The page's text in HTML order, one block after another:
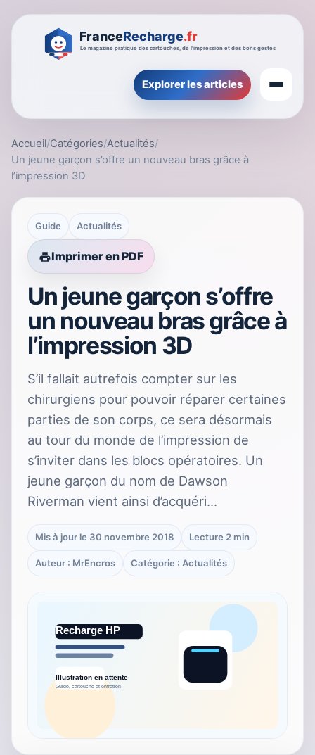
Explorer les articles
Accueil/Catégories/Actualités/
Un jeune garçon s’offre un nouveau bras grâce à
l’impression 3D
Guide Actualités
Imprimer en PDF
Un jeune garçon s’offre
un nouveau bras grâce à
l’impression 3D
S’il fallait autrefois compter sur les
chirurgiens pour pouvoir réparer certaines
parties de son corps, ce sera désormais
au tour du monde de l’impression de
s’inviter dans les blocs opératoires. Un
jeune garçon du nom de Dawson
Riverman vient ainsi d’acquéri…
Mis à jour le 30 novembre 2018 Lecture 2 min
Auteur : MrEncros Catégorie : Actualités